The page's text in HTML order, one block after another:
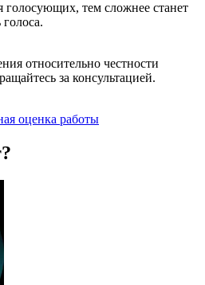
голосующих, тем сложнее станет
относительно честности
за консультацией.
оценка работы